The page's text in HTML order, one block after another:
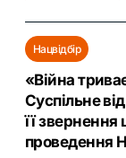
Нацвідбір
«Війна
Суспільне
її
проведення